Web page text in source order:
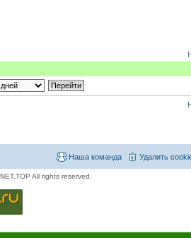
Удалить
Наша команда
All rights reserved.